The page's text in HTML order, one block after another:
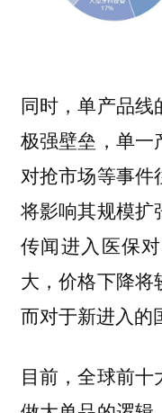
同时，单产品
极强壁垒，单一
对抢市场等事件
将影响其规模扩
传闻进入医保
大，价格下降将
而对于新进入的
目前，全球前